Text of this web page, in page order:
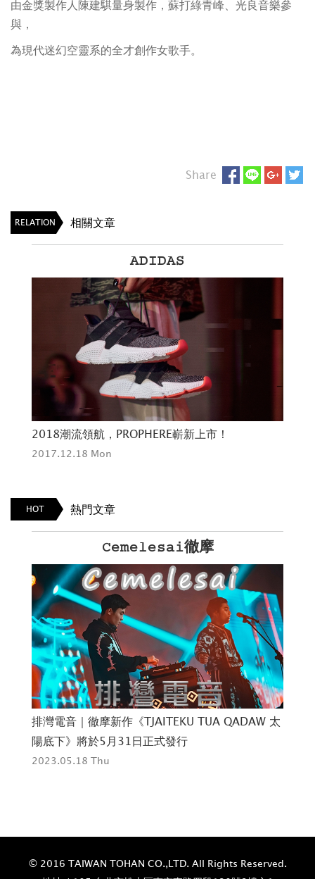
由金獎製作人陳建騏量身製作，蘇打綠青峰、光良音樂參
與，
為現代迷幻空靈系的全才創作女歌手。
Share
RELATION 相關文章
ADIDAS
2018潮流領航，PROPHERE嶄新上市！
2017.12.18 Mon
HOT 熱門文章
Cemelesai徹摩
排灣電音｜徹摩新作《TJAITEKU TUA QADAW 太
陽底下》將於5月31日正式發行
2023.05.18 Thu
© 2016 TAIWAN TOHAN CO.,LTD. All Rights Reserved.